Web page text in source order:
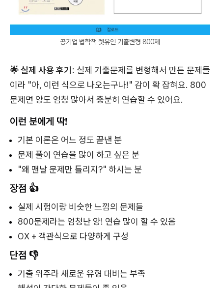
공기업 법학책 렛유인 기출변형 800제
🌟 실제 사용 후기: 실제 기출문제를 변형해서 만든 문제들
이라 "아, 이런 식으로 나오는구나!" 감이 확 잡혀요. 800
문제면 양도 엄청 많아서 충분히 연습할 수 있어요.
이런 분에게 딱!
기본 이론은 어느 정도 끝낸 분
문제 풀이 연습을 많이 하고 싶은 분
"왜 맨날 문제만 틀리지?" 하시는 분
장점 👍
실제 시험이랑 비슷한 느낌의 문제들
800문제라는 엄청난 양! 연습 많이 할 수 있음
OX + 객관식으로 다양하게 구성
단점 👎
기출 위주라 새로운 유형 대비는 부족